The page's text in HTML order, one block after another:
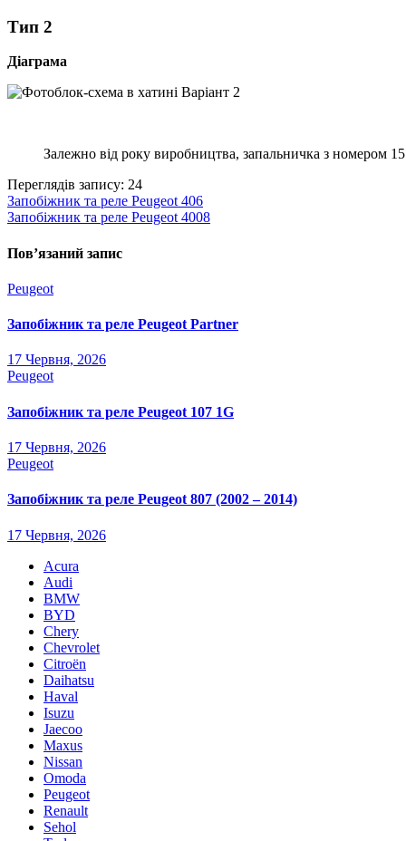
Тип 2
Діаграма
Залежно від року виробництва, запальничка з номером
Переглядів запису: 24
Навігація
записів
Запобіжник та реле Peugeot 406
Запобіжник та реле Peugeot 4008
Пов’язаний запис
Peugeot
Запобіжник та реле Peugeot Partner
17 Червня, 2026
Peugeot
Запобіжник та реле Peugeot 107 1G
17 Червня, 2026
Peugeot
Запобіжник та реле Peugeot 807 (2002 – 2014)
17 Червня, 2026
Acura
Audi
BMW
BYD
Chery
Chevrolet
Citroën
Daihatsu
Haval
Isuzu
Jaecoo
Maxus
Nissan
Omoda
Peugeot
Renault
Sehol